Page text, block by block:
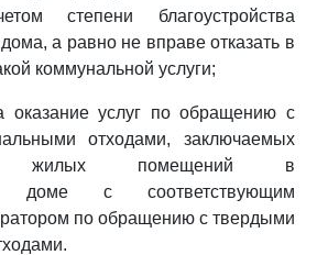
степени благоустройства
а равно не вправе отказать в
коммунальной услуги;
оказание услуг по обращению с
отходами, заключаемых
жилых помещений в
доме с соответствующим
по обращению с твердыми